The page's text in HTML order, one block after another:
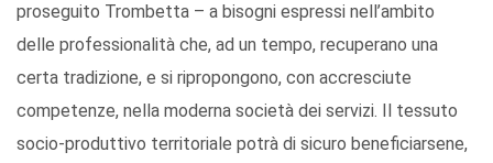
proseguito Trombetta – a bisogni espressi nell’ambito
delle professionalità che, ad un tempo, recuperano una
certa tradizione, e si ripropongono, con accresciute
competenze, nella moderna società dei servizi. Il tessuto
socio-produttivo territoriale potrà di sicuro beneficiarsene,